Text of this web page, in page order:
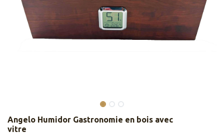
Angelo Humidor Gastronomie en bois avec
vitre